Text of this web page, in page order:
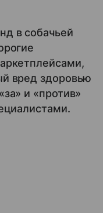
в собачьей
вред здоровью
и «против»